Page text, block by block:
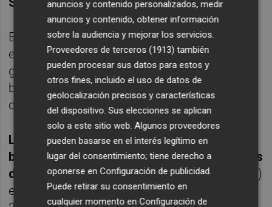
Banco Santander y Endesa fueron las
entidades que lideraron el ránking de
ganancias, con 5.816 millones de euros de
beneficio la primera (+39%) y 3.337 millones
de euros la segunda (+77,6%).
Les siguen Telefónica, que redujo su
beneficio un 34,7%, hasta los 3.001 millones
de euros; BBVA, con 2.816 millones (+25,7%)
e Iberdrola, que alcanzó un beneficio de
anuncios y contenido personalizados, medir
anuncios y contenido, obtener información
sobre la audiencia y mejorar los servicios.
Proveedores de terceros (1913) también
pueden procesar sus datos para estos y
otros fines, incluido el uso de datos de
geolocalización precisos y características
del dispositivo. Sus elecciones se aplican
solo a este sitio web. Algunos proveedores
pueden basarse en el interés legítimo en
lugar del consentimiento; tiene derecho a
oponerse enConfiguración de publicidad
Puede retirar su consentimiento en
cualquier momento enConfiguración de